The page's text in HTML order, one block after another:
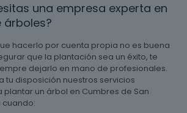
una empresa experta en
hacerlo por cuenta propia no es buena
que la plantación sea un éxito, te
dejarlo en mano de profesionales.
tu disposición nuestros servicios
un árbol en Cumbres de San
cuando: